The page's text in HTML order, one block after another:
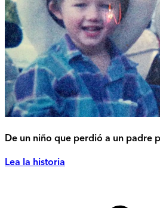
De un niño que perdió a un padre
Lea la historia